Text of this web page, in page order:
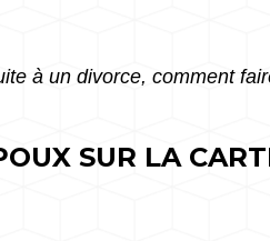
à un divorce, comment
SUR LA